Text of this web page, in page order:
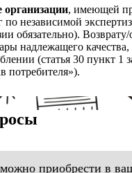
организации, имеющей
по независимой
обязательно).
надлежащего качества,
(статья 30 пункт 1
потребителя»).
приобрести в